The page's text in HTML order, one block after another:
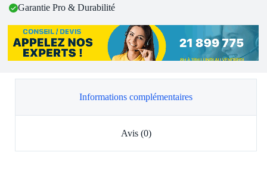
Garantie Pro & Durabilité
Informations complémentaires
Avis (0)